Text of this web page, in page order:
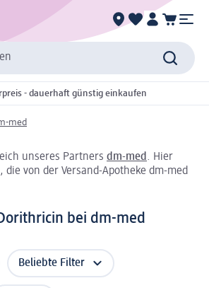
- dauerhaft günstig einkaufen
med
unseres Partners dm-med . Hier
die von der Versand-Apotheke dm-med
bei dm-med
Beliebte Filter